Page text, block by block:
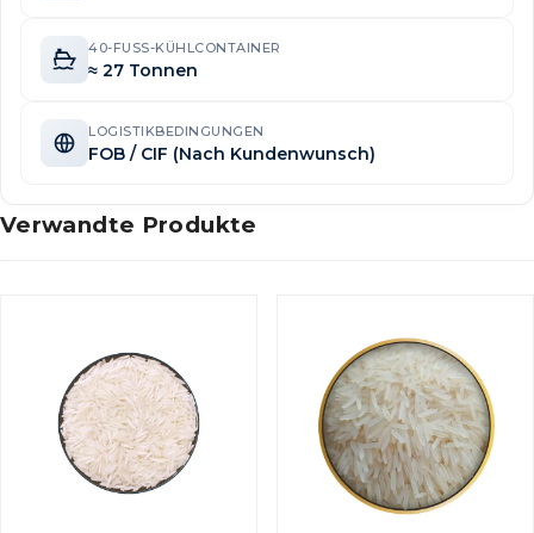
40-FUSS-KÜHLCONTAINER
≈ 27 Tonnen
LOGISTIKBEDINGUNGEN
FOB / CIF (Nach Kundenwunsch)
Verwandte Produkte